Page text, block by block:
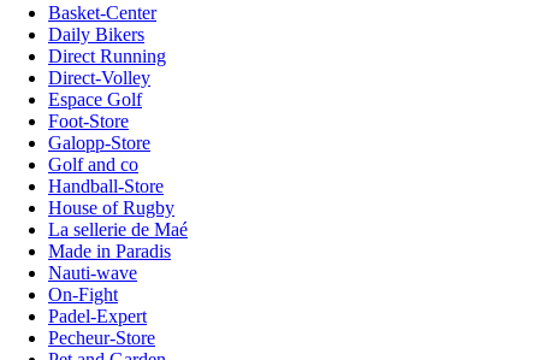
Basket-Center
Daily Bikers
Direct Running
Direct-Volley
Espace Golf
Foot-Store
Galopp-Store
Golf and co
Handball-Store
House of Rugby
La sellerie de Maé
Made in Paradis
Nauti-wave
On-Fight
Padel-Expert
Pecheur-Store